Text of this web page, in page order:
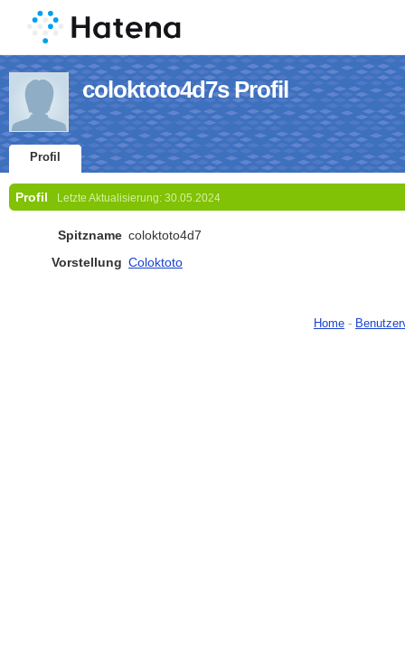
coloktoto4d7s Profil
Profil
Profil Letzte Aktualisierung: 30.05.2024
Spitzname coloktoto4d7
Vorstellung Coloktoto
Home -